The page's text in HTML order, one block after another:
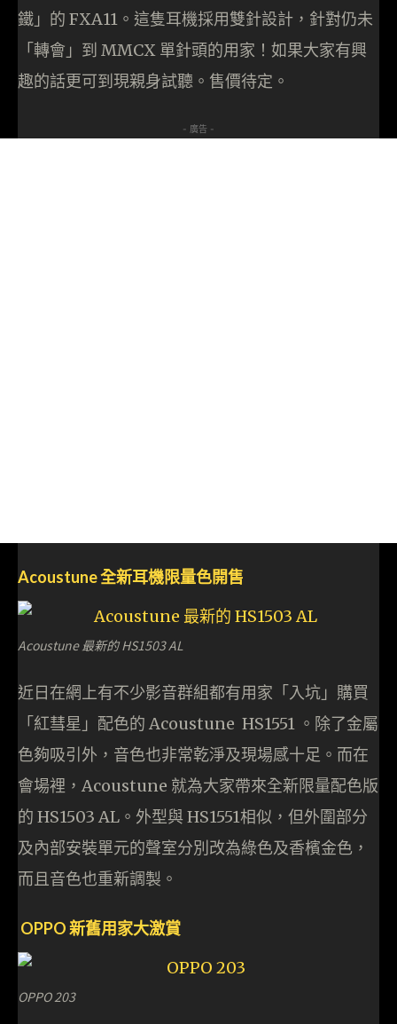
鐵」的 FXA11。這隻耳機採用雙針設計，針對仍未
「轉會」到 MMCX 單針頭的用家！如果大家有興
趣的話更可到現親身試聽。售價待定。
- 廣告 -
Acoustune 全新耳機限量色開售
Acoustune 最新的 HS1503 AL
近日在網上有不少影音群組都有用家「入坑」購買
「紅彗星」配色的 Acoustune HS1551 。除了金屬
色夠吸引外，音色也非常乾淨及現場感十足。而在
會場裡，Acoustune 就為大家帶來全新限量配色版
的 HS1503 AL。外型與 HS1551相似，但外圍部分
及內部安裝單元的聲室分別改為綠色及香檳金色，
而且音色也重新調製。
OPPO 新舊用家大激賞
OPPO 203